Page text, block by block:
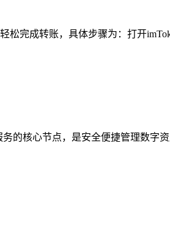
完成转账，具体步骤为：打开
的核心节点，是安全便捷管理数字